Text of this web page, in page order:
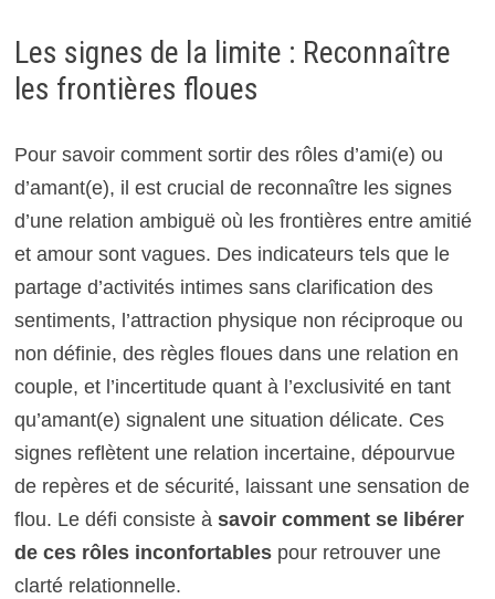
Les signes de la limite : Reconnaître
les frontières floues
Pour savoir comment sortir des rôles d’ami(e) ou
d’amant(e), il est crucial de reconnaître les signes
d’une relation ambiguë où les frontières entre amitié
et amour sont vagues. Des indicateurs tels que le
partage d’activités intimes sans clarification des
sentiments, l’attraction physique non réciproque ou
non définie, des règles floues dans une relation en
couple, et l’incertitude quant à l’exclusivité en tant
qu’amant(e) signalent une situation délicate. Ces
signes reflètent une relation incertaine, dépourvue
de repères et de sécurité, laissant une sensation de
flou. Le défi consiste à savoir comment se libérer
de ces rôles inconfortablespour retrouver une
clarté relationnelle.